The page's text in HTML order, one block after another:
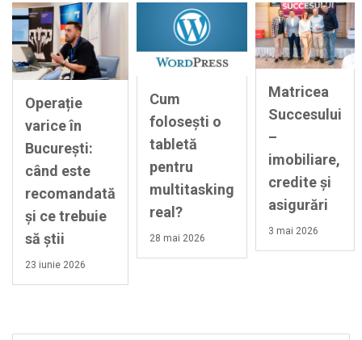
Operație
varice în
București:
când este
recomandată
și ce trebuie
să știi
23 iunie 2026
Cum
folosești o
tabletă
pentru
multitasking
real?
28 mai 2026
Matricea
Succesului
–
imobiliare,
credite și
asigurări
3 mai 2026